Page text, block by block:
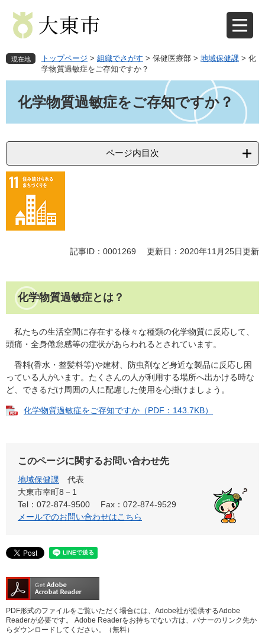
先
で
を
ば
へ
現在地 トップページ > 組織でさがす > 保健医療部 > 地域保健課 > 化
学物質過敏症をご存知ですか？
化学物質過敏症をご存知ですか？
ページ内目次
記事ID：0001269 更新日：2020年11月25日更新
化学物質過敏症とは？
私たちの生活空間に存在する様々な種類の化学物質に反応して、
頭痛・全身倦怠感等の症状があらわれるとされています。
香料(香水・整髪料等)や建材、防虫剤など身近な製品に反応し困
っている人がいます。たくさんの人が利用する場所へ出かける時な
ど、できるだけ周囲の人に配慮した使用を心掛けましょう。
化学物質過敏症をご存知ですか（PDF：143.7KB）
このページに関するお問い合わせ先
地域保健課
代表
大東市幸町8－1
Tel：072-874-9500
Fax：072-874-9529
メールでのお問い合わせはこちら
PDF形式のファイルをご覧いただく場合には、Adobe社が提供するAdobe
Readerが必要です。
Adobe Readerをお持ちでない方は、バナーのリンク先か
らダウンロードしてください。（無料）